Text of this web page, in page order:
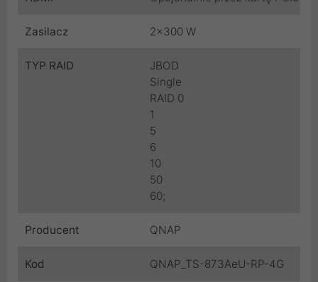
Zasilacz 2x300 W
TYP RAID
JBOD
Single
RAID 0
1
5
6
10
50
60;
Producent QNAP
Kod QNAP_TS-873AeU-RP-4G